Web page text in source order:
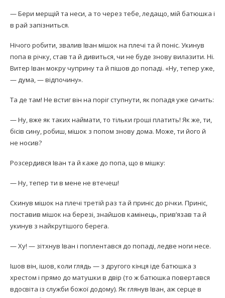
— Бери мерщій та неси, а то через тебе, ледащо, мій батюшка і
в рай запізниться.
Нічого робити, звалив Іван мішок на плечі та й по­ніс. Укинув
попа в річку, став та й дивиться, чи не буде знову вилазити. Ні.
Витер Іван мокру чуприну та й пішов до попаді. «Ну, тепер уже,
— дума, — відпо­чину».
Та де там! Не встиг він на поріг ступнути, як попадя уже сичить:
— Ну, вже як таких наймати, то тільки гроші пла­тить! Як же, ти,
бісів сину, робиш, мішок з попом зно­ву дома. Може, ти його й
не носив?
Розсердився Іван та й каже до попа, що в мішку:
— Ну, тепер ти в мене не втечеш!
Скинув мішок на плечі третій раз та й приніс до річки. Приніс,
поставив мішок на березі, знайшов ка­мінець, прив’язав та й
укинув з найкрутішого берега.
— Ху! — зітхнув Іван і поплентався до попаді, лед­ве ноги несе.
Ішов він, ішов, коли глядь — з другого кінця іде ба­тюшка з
хрестом і прямо до матушки в двір (то ж батюшка повертався
вдосвіта із служби божої додо­му). Як глянув Іван, аж серце в